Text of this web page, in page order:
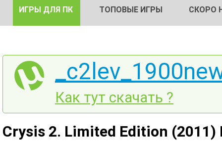
ИГРЫ ДЛЯ ПК ТОПОВЫЕ ИГРЫ СКОРО
Как тут скачать ?
Crysis 2. Limited Edition (2011)